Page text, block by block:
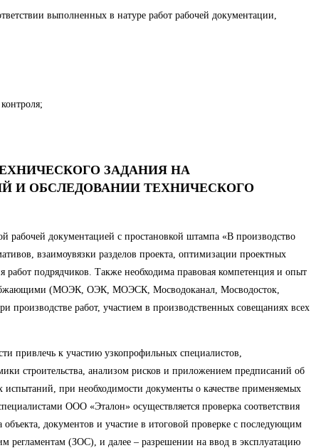
выполненных в натуре работ рабочей документации,
ЗАДАНИЯ НА
И ОБСЛЕДОВАНИИ ТЕХНИЧЕСКОГО
рабочей документацией с простановкой штампа «В производство
взаимоувязки разделов проекта, оптимизации проектных
работ подрядчиков. Также необходима правовая компетенция и опыт
(МОЭК, ОЭК, МОЭСК, Мосводоканал, Мосводосток,
работ, участием в производственных совещаниях всех
привлечь к участию узкопрофильных специалистов,
строительства, анализом рисков и приложением предписаний об
испытаний, при необходимости документы о качестве применяемых
ООО «Эталон» осуществляется проверка соответствия
документов и участие в итоговой проверке с последующим
регламентам (ЗОС), и далее – разрешении на ввод в эксплуатацию